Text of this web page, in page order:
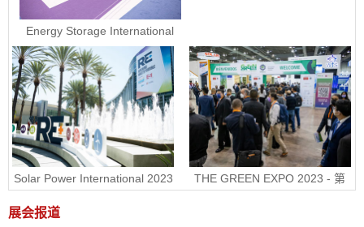
Energy Storage International
2023 - 美国国际电池储能展ESI
Solar Power International 2023
- 美国国际太阳能展RE+
THE GREEN EXPO 2023 - 第
30届墨西哥绿色能源展
展会报道